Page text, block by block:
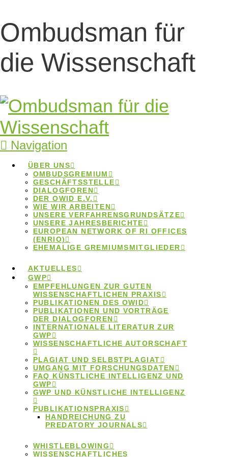
Ombudsman für
die Wissenschaft
Navigation
ÜBER UNS
OMBUDSGREMIUM
GESCHÄFTSSTELLE
DIALOGFOREN
DER OWID E.V.
WIE WIR ARBEITEN
UNSERE VERFAHRENSGRUNDSÄTZE
UNSERE JAHRESBERICHTE
EUROPEAN NETWORK OF RI OFFICES
(ENRIO)
EHEMALIGE GREMIUMSMITGLIEDER
AKTUELLES
GWP
EMPFEHLUNGEN ZUR GUTEN
WISSENSCHAFTLICHEN PRAXIS
PUBLIKATIONEN DES OWID
PUBLIKATIONEN UND VORTRÄGE
DER DIALOGFOREN
INTERNATIONALE LITERATUR ZUR
GWP
WISSENSCHAFTLICHE AUTORSCHAFT
PLAGIAT UND SELBSTPLAGIAT
UMGANG MIT FORSCHUNGSDATEN
FAQ KÜNSTLICHE INTELLIGENZ UND
GWP
GWP UND KÜNSTLICHE INTELLIGENZ
PUBLIKATIONSPRAXIS
HANDREICHUNG ZU
PREDATORY JOURNALS
WHISTLEBLOWING
WISSENSCHAFTLICHES
Konfliktfrei
Publizieren
Konfliktfrei Publizieren
Home Beiträge Konfliktfrei Publizieren
Konfliktfrei
Publizieren
In der aktuellen Ausgabe des „Bunsen“-Magazins, der
Zeitschrift der Deutschen Bunsen-Gesellschaft (DBG)
für physikalische Chemie, ist ein Artikel zum Umgang
mit Autorschaften erschienen.
Den ArtikelKonfliktfrei Publizieren – Erfahrungen
des „Ombudsman für die Wissenschaft“
Sie hier nachlesen.
Prof. Dr. Joachim Heberle, Mitglied im
Ombudsgremium, und Dr. Hjördis Czesnick, Leiterin
der Geschäftsstelle desOmbudsman für die